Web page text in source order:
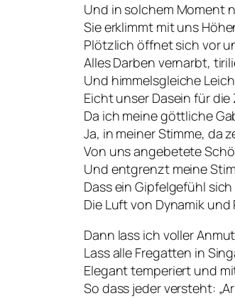
Und in solchem Moment
Sie erklimmt mit uns
Plötzlich öffnet sich vor
Alles Darben vernarbt,
Und himmelsgleiche
Eicht unser Dasein für die
Da ich meine göttliche
Ja, in meiner Stimme, da
Von uns angebetete
Und entgrenzt meine
Dass ein Gipfelgefühl
Die Luft von Dynamik
Dann lass ich voller
Lass alle Fregatten in
Elegant temperiert und
So dass jeder versteht: